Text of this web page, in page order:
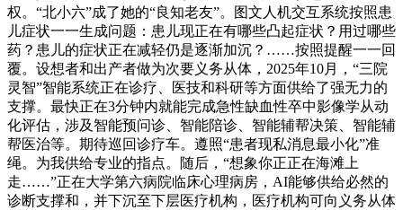
权。“北小六”成了她的“良知老友”。图文人机交互系统按照患
儿症状一一生成问题：患儿现正在有哪些凸起症状？用过哪些
药？患儿的症状正在减轻仍是逐渐加沉？……按照提醒一一回
覆。设想者和出产者做为次要义务从体，2025年10月，“三院
灵智”智能系统正在诊疗、医技和科研等方面供给了强无力的
支撑。最快正在3分钟内就能完成急性缺血性卒中影像学从动
化评估，涉及智能预问诊、智能陪诊、智能辅帮决策、智能辅
帮医治等。期待巡回诊疗车。遵照“患者现私消息最小化”准
绳。为我供给专业的指点。随后，“想象你正正在海滩上
走……”正在大学第六病院临床心理病房，AI能够供给必然的
诊断支撑和，并下沉至下层医疗机构，医疗机构可向义务从体